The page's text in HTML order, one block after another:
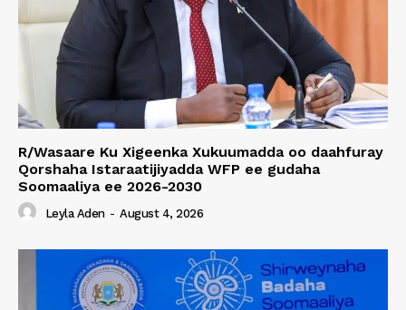
R/Wasaare Ku Xigeenka Xukuumadda oo daahfuray
Qorshaha Istaraatijiyadda WFP ee gudaha
Soomaaliya ee 2026-2030
Leyla Aden - August 4, 2026